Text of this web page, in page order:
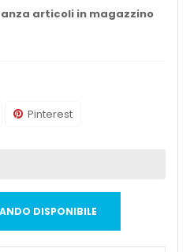
articoli in magazzino
Pinterest
DISPONIBILE